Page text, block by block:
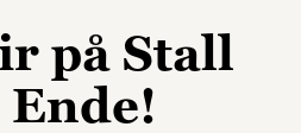
på Stall